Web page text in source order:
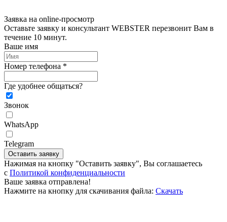
Заявка на online-просмотр
Оставьте заявку и консультант WEBSTER перезвонит Вам в
течение 10 минут.
Ваше имя
Номер телефона *
Где удобнее общаться?
Звонок
WhatsApp
Telegram
Оставить заявку
Нажимая на кнопку "Оставить заявку", Вы соглашаетесь
c Политикой конфиденциальности
Ваше заявка отправлена!
Нажмите на кнопку для скачивания файла: Скачать